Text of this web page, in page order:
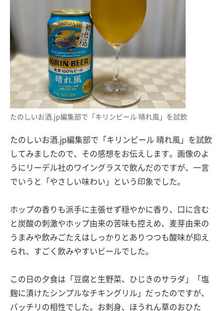
たのしいお酒.jp編集部で「キリンビール 晴れ風」を試飲
たのしいお酒.jp編集部で「キリンビール 晴れ風」を試飲
してみましたので、その感想をお伝えします。画像のよ
うにリーデル社のワイングラスで飲んだのですが、一言
でいうと「やさしい味わい」という印象でした。
ホップの香りも派手に主張せず穏やかに香り、口に含む
と炭酸の刺激やホップ由来の苦味も控えめ、麦芽由来の
うまみや飲みごたえはしっかりとありつつも酸味が抑え
られ、すごく飲みやすいビールでした。
この日の夕食は「豆腐と生野菜、ひじきのサラダ」「塩
麹に漬けたシンプルなチキングリル」だったのですが、
バッチリの相性でした。お刺身、ほうれん草のおひた